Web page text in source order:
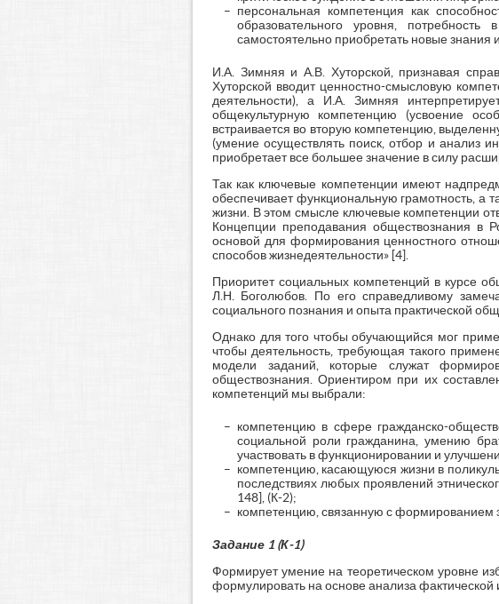
персональная компетенция как
образовательного уровня,
самостоятельно приобретать новые знания
И.А. Зимняя и А.В. Хуторской, признавая
Хуторской вводит ценностно-смысловую
деятельности), а И.А. Зимняя
общекультурную компетенцию (усвоение
встраивается во вторую компетенцию,
(умение осуществлять поиск, отбор и анализ
приобретает все большее значение в силу
Так как ключевые компетенции имеют
обеспечивает функциональную грамотность, а
жизни. В этом смысле ключевые компетенции
Концепции преподавания обществознания в
основой для формирования ценностного
способов жизнедеятельности» [4].
Приоритет социальных компетенций в курсе
Л.Н. Боголюбов. По его справедливому
социального познания и опыта практической
Однако для того чтобы обучающийся мог
чтобы деятельность, требующая такого
модели заданий, которые служат
обществознания. Ориентиром при их
компетенций мы выбрали:
компетенцию в сфере гражданско-
социальной роли гражданина, умению
участвовать в функционировании и
компетенцию, касающуюся жизни в
последствиях любых проявлений
148], (К-2);
компетенцию, связанную с формированием
Задание 1 (К-1)
Формирует умение на теоретическом уровне
формулировать на основе анализа